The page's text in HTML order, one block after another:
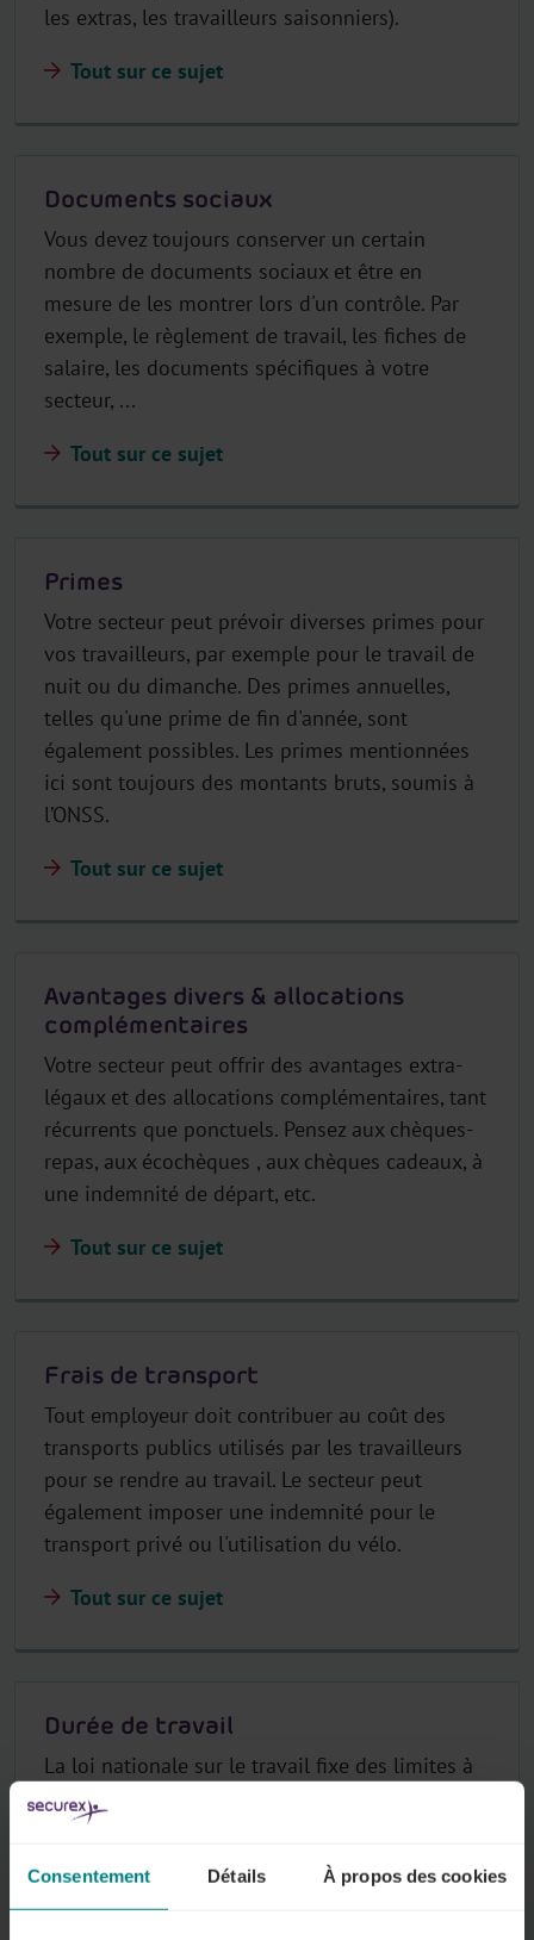
Consentement Détails À propos des cookies
les extras, les travailleurs saisonniers).
Tout sur ce sujet
Documents sociaux
Vous devez toujours conserver un certain
nombre de documents sociaux et être en
mesure de les montrer lors d'un contrôle. Par
exemple, le règlement de travail, les fiches de
salaire, les documents spécifiques à votre
secteur, ...
Tout sur ce sujet
Primes
Votre secteur peut prévoir diverses primes pour
vos travailleurs, par exemple pour le travail de
nuit ou du dimanche. Des primes annuelles,
telles qu'une prime de fin d'année, sont
également possibles. Les primes mentionnées
ici sont toujours des montants bruts, soumis à
l’ONSS.
Tout sur ce sujet
Avantages divers & allocations
complémentaires
Votre secteur peut offrir des avantages extra-
légaux et des allocations complémentaires, tant
récurrents que ponctuels. Pensez aux chèques-
repas, aux écochèques , aux chèques cadeaux, à
une indemnité de départ, etc.
Tout sur ce sujet
Frais de transport
Tout employeur doit contribuer au coût des
transports publics utilisés par les travailleurs
pour se rendre au travail. Le secteur peut
également imposer une indemnité pour le
transport privé ou l'utilisation du vélo.
Tout sur ce sujet
Durée de travail
La loi nationale sur le travail fixe des limites à
la durée quotidienne et hebdomadaire du
travail. Votre secteur peut prévoir des
dérogations, vous donnant plus ou moins de